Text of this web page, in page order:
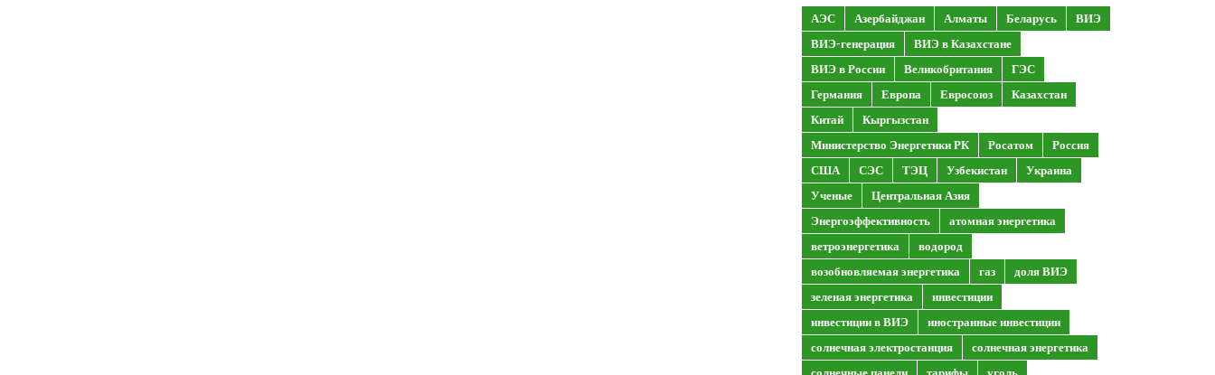
АЭС Азербайджан Алматы Беларусь
ВИЭ
ВИЭ-генерация
ВИЭ в Казахстане
ВИЭ в России
Великобритания
ГЭС
Германия
Европа Евросоюз
Казахстан
Китай
Кыргызстан
Министерство Энергетики РК
Росатом
Россия
США
СЭС ТЭЦ Узбекистан
Украина
Ученые
Центральная Азия
Энергоэффективность
атомная энергетика
ветроэнергетика
водород
возобновляемая энергетика
газ
доля ВИЭ
зеленая энергетика
инвестиции
инвестиции в ВИЭ
иностранные инвестиции
солнечная электростанция
солнечная энергетика
солнечные панели
тарифы уголь